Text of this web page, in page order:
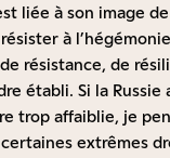
liée à son image de
à
résistance, de
établi. Si la
trop affaiblie, je
extrêmes